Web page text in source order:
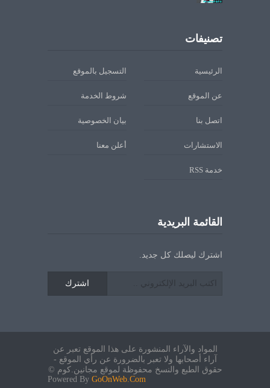
تصنيفات
الرئيسية التسجيل بالموقع
عن الموقع شروط الخدمة
اتصل بنا بيان الخصوصية
الاستشارات أعلن معنا
خدمة RSS
القائمة البريدية
اشترك ليصلك كل جديد.
اشترك
المواد والآراء المنشورة على هذا الموقع تعبر عن
آراء أصحابها ولا تعبر بالضرورة عن رأي الموقع -
حقوق الطبع والنسخ محفوظة لموقع مجانين.كوم ©
Powered By GoOnWeb.Com